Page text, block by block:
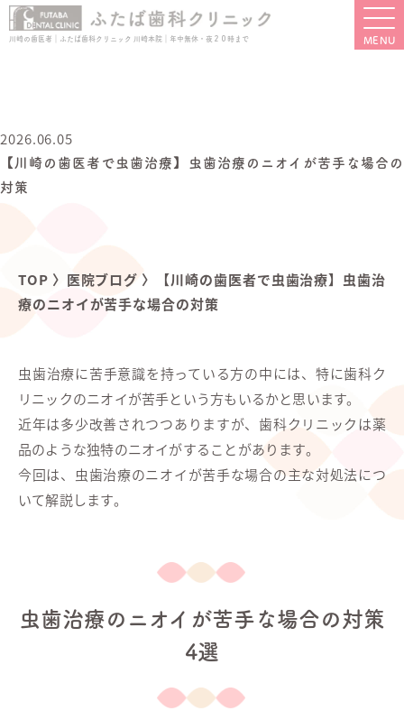
川崎の歯医者｜ふたば歯科クリニック 川崎本院｜年中無休・夜２０時まで
2026.06.05
【川崎の歯医者で虫歯治療】虫歯治療のニオイが苦手な場合の
対策
TOP 〉 医院ブログ 〉
【川崎の歯医者で虫歯治療】虫歯治
療のニオイが苦手な場合の対策
虫歯治療に苦手意識を持っている方の中には、特に歯科ク
リニックのニオイが苦手という方もいるかと思います。
近年は多少改善されつつありますが、歯科クリニックは薬
品のような独特のニオイがすることがあります。
今回は、虫歯治療のニオイが苦手な場合の主な対処法につ
いて解説します。
虫歯治療のニオイが苦手な場合の対策
4選